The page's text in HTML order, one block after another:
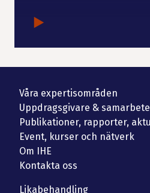
Våra expertisområden
Uppdragsgivare &
Publikationer, rapporter,
Event, kurser och nätverk
Om IHE
Kontakta oss
Likabehandling